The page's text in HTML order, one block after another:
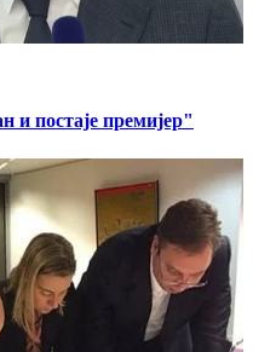
и постаје премијер"